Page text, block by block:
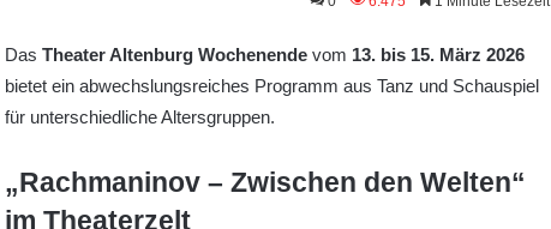
DasTheater Altenburg Wochenende vom 13. bis 15. März 2026
bietet ein abwechslungsreiches Programm aus Tanz und Schauspiel
für unterschiedliche Altersgruppen.
„Rachmaninov – Zwischen den Welten“
im Theaterzelt